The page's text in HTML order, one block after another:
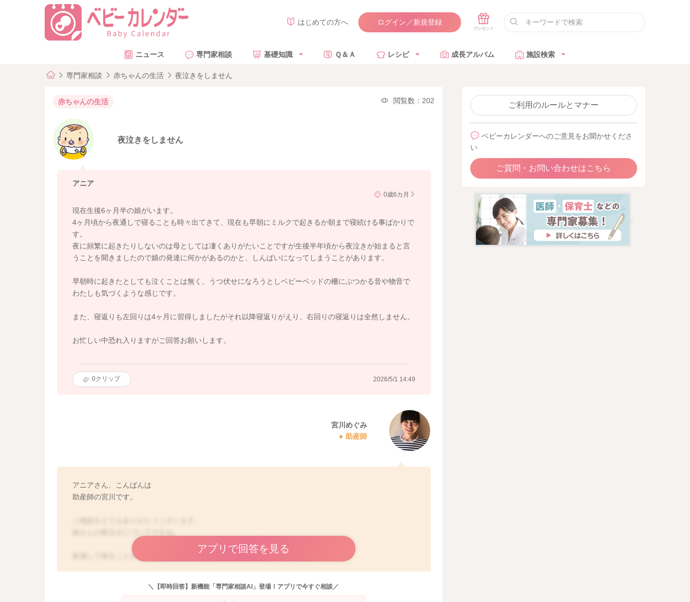
はじめての方へ ログイン／新規登録
ニュース 専門家相談 基礎知識 Ｑ＆Ａ レシピ 成長アルバム 施設検索
専門家相談 赤ちゃんの生活 夜泣きをしません
赤ちゃんの生活 閲覧数：202
夜泣きをしません
アニア
0歳6カ月
現在生後6ヶ月半の娘がいます。
4ヶ月頃から夜通しで寝ることも時々出てきて、現在も早朝にミルクで起きるか朝まで寝続ける事ばかりで
す。
夜に頻繁に起きたりしないのは母としては凄くありがたいことですが生後半年頃から夜泣きが始まると言
うことを聞きましたので娘の発達に何かがあるのかと、しんぱいになってしまうことがあります。
早朝時に起きたとしても泣くことは無く、うつ伏せになろうとしベビーベッドの柵にぶつかる音や物音で
わたしも気づくような感じです。
また、寝返りも左回りは4ヶ月に習得しましたがそれ以降寝返りがえり、右回りの寝返りは全然しません。
お忙しい中恐れ入りますがご回答お願いします。
0クリップ 2026/5/1 14:49
宮川めぐみ
助産師
アニアさん、こんばんは
助産師の宮川です。
夜通しで寝ることが出てきているのですね。
アプリで回答を見る
＼【即時回答】新機能「専門家相談AI」登場！アプリで今すぐ相談／
ご利用のルールとマナー
ベビーカレンダーへのご意見をお聞かせくださ
い
ご質問・お問い合わせはこちら